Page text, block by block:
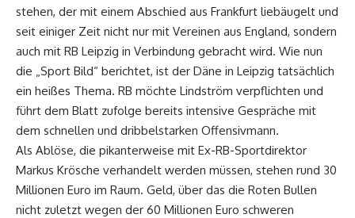
stehen, der mit einem Abschied aus Frankfurt liebäugelt und
seit einiger Zeit nicht nur mit Vereinen aus England, sondern
auch mit RB Leipzig in Verbindung gebracht wird. Wie nun
die „Sport Bild“ berichtet, ist der Däne in Leipzig tatsächlich
ein heißes Thema. RB möchte Lindström verpflichten und
führt dem Blatt zufolge bereits intensive Gespräche mit
dem schnellen und dribbelstarken Offensivmann.
Als Ablöse, die pikanterweise mit Ex-RB-Sportdirektor
Markus Krösche verhandelt werden müssen, stehen rund 30
Millionen Euro im Raum. Geld, über das die Roten Bullen
nicht zuletzt wegen der 60 Millionen Euro schweren